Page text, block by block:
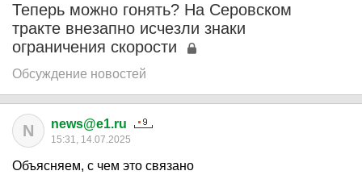
Теперь можно гонять? На Серовском
тракте внезапно исчезли знаки
ограничения скорости
Обсуждение новостей
N news@e1.ru
15:31, 14.07.2025
Объясняем, с чем это связано